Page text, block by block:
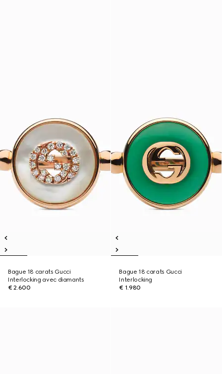
Bague 18 carats Gucci
Interlocking avec diamants
€ 2.600
Bague 18 carats Gucci
Interlocking
€ 1.980